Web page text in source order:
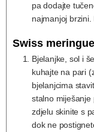
pa dodajte
najmanjoj brzini.
Swiss meringue
Bjelanjke, sol i
kuhajte na pari
bjelanjcima
stalno miješanje
zdjelu skinite s
dok ne